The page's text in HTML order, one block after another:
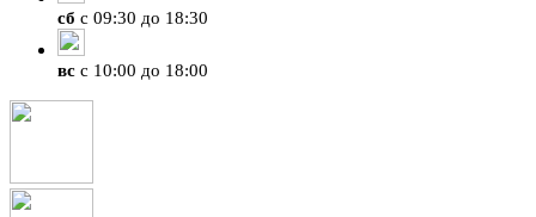
сб с 09:30 до 18:30
вс с 10:00 до 18:00